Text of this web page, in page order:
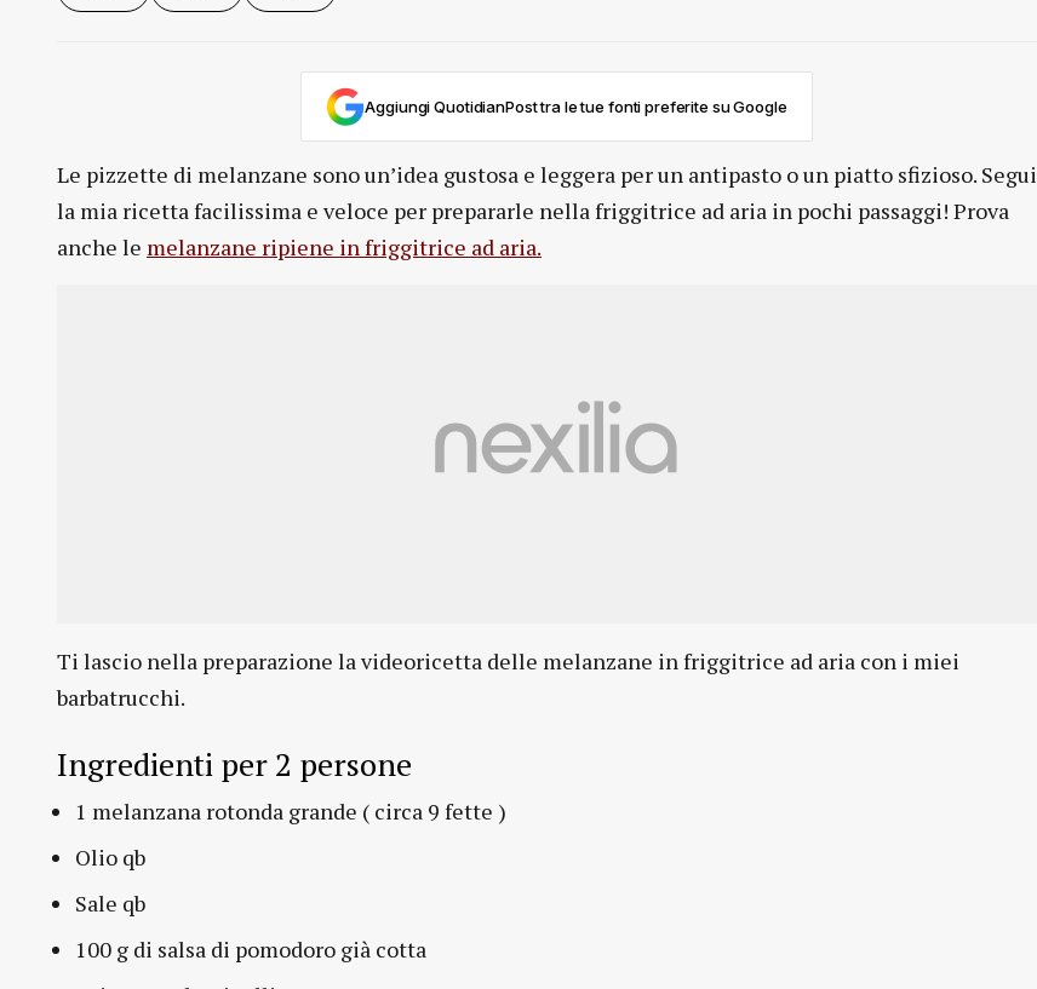
Aggiungi QuotidianPost tra le tue fonti preferite su Google
Le pizzette di melanzane sono un’idea gustosa e leggera per un antipasto o un piatto sfizioso. Segui
la mia ricetta facilissima e veloce per prepararle nella friggitrice ad aria in pochi passaggi! Prova
anche le melanzane ripiene in friggitrice ad aria.
Ti lascio nella preparazione la videoricetta delle melanzane in friggitrice ad aria con i miei
barbatrucchi.
Ingredienti per 2 persone
1 melanzana rotonda grande ( circa 9 fette )
Olio qb
Sale qb
100 g di salsa di pomodoro già cotta